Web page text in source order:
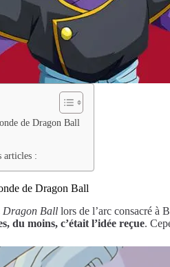
de Dragon Ball
articles :
de Dragon Ball
Dragon Ball lors de l’arc consacré à
du moins, c’était l’idée reçue.